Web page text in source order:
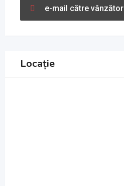
e-mail către vânzător
Locație